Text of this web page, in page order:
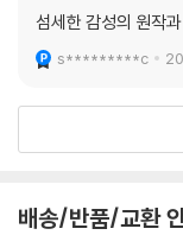
을 안겨준다. 부모로부
싶었던 딸의 입장에서
마주하게 한다. 이 시집
이야말로 그의 시가 지
주”기를 당부한다.
진은영 시인은 「옮긴이
섬세한 감성의 원작
s*********c
배송/반품/교환